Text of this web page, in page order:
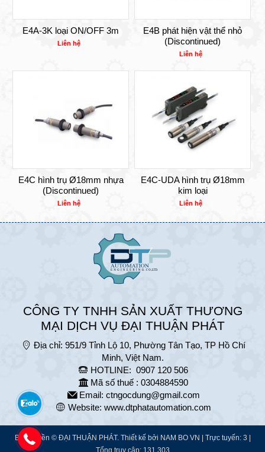
E4A-3K loại ON/OFF 3m
Liên hệ
E4B phát hiện vật thể nhỏ
(Discontinued)
Liên hệ
E4C hình trụ Ø18mm nhựa
(Discontinued)
Liên hệ
E4C-UDA hình trụ Ø18mm
kim loại
Liên hệ
CÔNG TY TNHH SẢN XUẤT THƯƠNG
MẠI DỊCH VỤ ĐẠI THUẬN PHÁT
Địa chỉ: 951/9 Tỉnh Lộ 10, Phường Tân Tạo, TP Hồ Chí
Minh, Việt Nam.
HOTLINE: 0907 120 506
Mã số thuế : 0304884590
Email: ctngocdung@gmail.com
Website: www.dtphatautomation.com
Bản quyền © ĐẠI THUẬN PHÁT. Thiết kế bởi NAM BO VN
| Trực tuyến: 3 |
Tổng truy cập: 131,303